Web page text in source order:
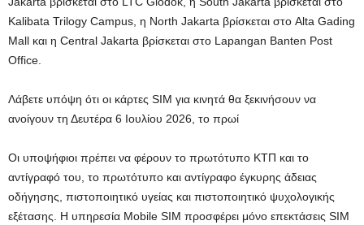
Kalibata Trilogy Campus, η North Jakarta βρίσκεται στο Alta Gading
Mall και η Central Jakarta βρίσκεται στο Lapangan Banten Post
Office.
Λάβετε υπόψη ότι οι κάρτες SIM για κινητά θα ξεκινήσουν να
ανοίγουν τη Δευτέρα 6 Ιουλίου 2026, το πρωί
Οι υποψήφιοι πρέπει να φέρουν το πρωτότυπο ΚΤΠ και το
αντίγραφό του, το πρωτότυπο και αντίγραφο έγκυρης άδειας
οδήγησης, πιστοποιητικό υγείας και πιστοποιητικό ψυχολογικής
εξέτασης. Η υπηρεσία Mobile SIM προσφέρει μόνο επεκτάσεις SIM